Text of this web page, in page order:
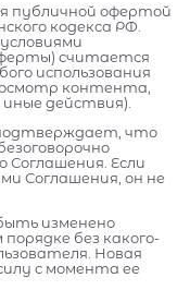
публичной офертой
кодекса РФ.
считается
использования
контента,
действия).
подтверждает, что
Соглашения. Если
Соглашения, он не
изменено
без какого-
Новая
с момента ее